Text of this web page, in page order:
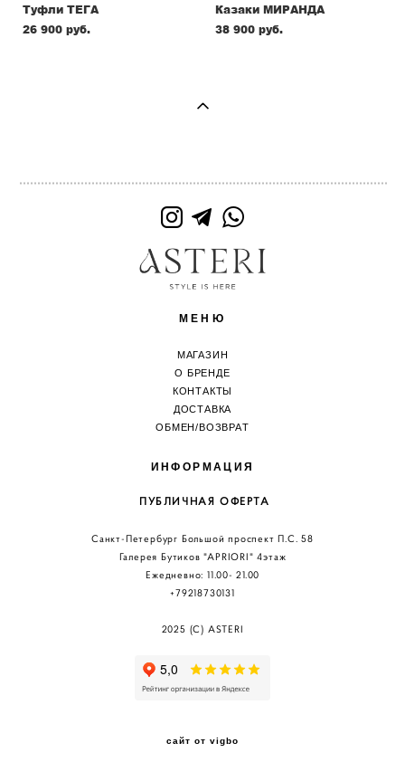
Туфли ТЕГА
26 900 pуб.
Казаки МИРАНДА
38 900 pуб.
МЕНЮ
МАГАЗИН
О БРЕНДЕ
КОНТАКТЫ
ДОСТАВКА
ОБМЕН/ВОЗВРАТ
ИНФОРМАЦИЯ
ПУБЛИЧНАЯ ОФЕРТА
Санкт-Петербург Большой проспект П.С. 58
Галерея Бутиков "АPRIORI" 4этаж
Ежедневно: 11.00- 21.00
+79218730131
2025 (C) ASTERI
сайт от vigbo